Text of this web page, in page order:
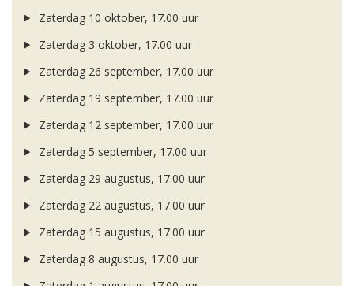
Zaterdag 10 oktober, 17.00 uur
Zaterdag 3 oktober, 17.00 uur
Zaterdag 26 september, 17.00 uur
Zaterdag 19 september, 17.00 uur
Zaterdag 12 september, 17.00 uur
Zaterdag 5 september, 17.00 uur
Zaterdag 29 augustus, 17.00 uur
Zaterdag 22 augustus, 17.00 uur
Zaterdag 15 augustus, 17.00 uur
Zaterdag 8 augustus, 17.00 uur